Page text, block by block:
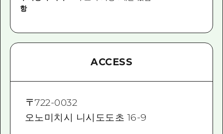
항
ACCESS
〒722-0032
오노미치시 니시도도초 16-9